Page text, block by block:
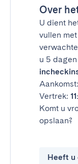
Over
U dient
vullen
u 5
Aankomst:
Vertrek:
Komt u
opslaan?
Heeft u